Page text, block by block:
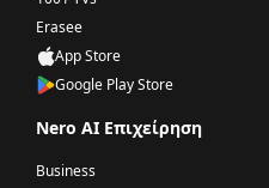
Erasee
App Store
Google Play Store
Nero AI Επιχείρηση
Business